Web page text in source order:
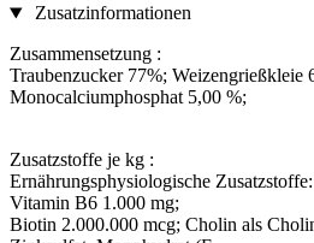
Zusatzinformationen
Zusammensetzung :
Traubenzucker 77%; Weizengrießkleie
Monocalciumphosphat 5,00 %;
Zusatzstoffe je kg :
Ernährungsphysiologische
Vitamin B6 1.000 mg;
Biotin 2.000.000 mcg; Cholin als